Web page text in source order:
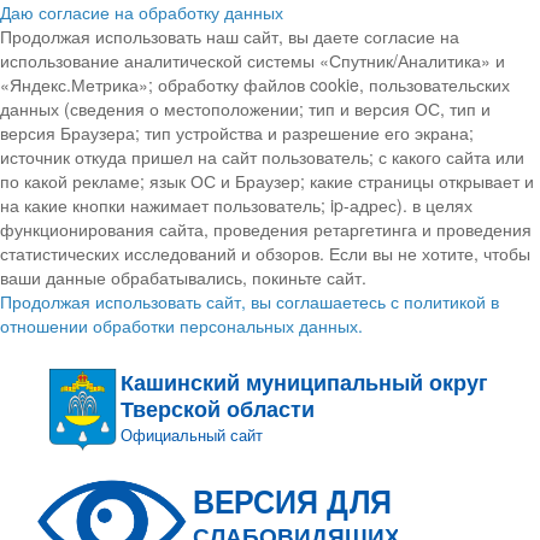
Даю согласие на обработку данных
Продолжая использовать наш сайт, вы даете согласие на
использование аналитической системы «Спутник/Аналитика» и
«Яндекс.Метрика»; обработку файлов cookie, пользовательских
данных (сведения о местоположении; тип и версия ОС, тип и
версия Браузера; тип устройства и разрешение его экрана;
источник откуда пришел на сайт пользователь; с какого сайта или
по какой рекламе; язык ОС и Браузер; какие страницы открывает и
на какие кнопки нажимает пользователь; ip-адрес). в целях
функционирования сайта, проведения ретаргетинга и проведения
статистических исследований и обзоров. Если вы не хотите, чтобы
ваши данные обрабатывались, покиньте сайт.
Продолжая использовать сайт, вы соглашаетесь с политикой в
отношении обработки персональных данных.